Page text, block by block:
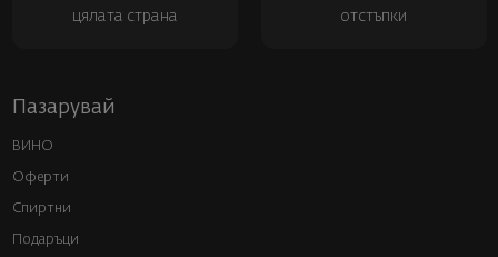
цялата страна
отстъпки
Пазарувай
ВИНО
Оферти
Спиртни
Подаръци